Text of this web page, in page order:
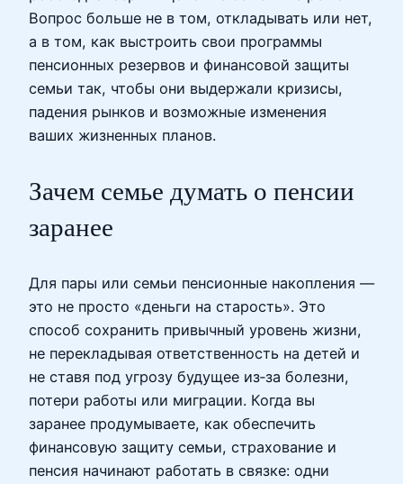
Вопрос больше не в том, откладывать или нет,
а в том, как выстроить свои программы
пенсионных резервов и финансовой защиты
семьи так, чтобы они выдержали кризисы,
падения рынков и возможные изменения
ваших жизненных планов.
Зачем семье думать о пенсии
заранее
Для пары или семьи пенсионные накопления —
это не просто «деньги на старость». Это
способ сохранить привычный уровень жизни,
не перекладывая ответственность на детей и
не ставя под угрозу будущее из‑за болезни,
потери работы или миграции. Когда вы
заранее продумываете, как обеспечить
финансовую защиту семьи, страхование и
пенсия начинают работать в связке: одни